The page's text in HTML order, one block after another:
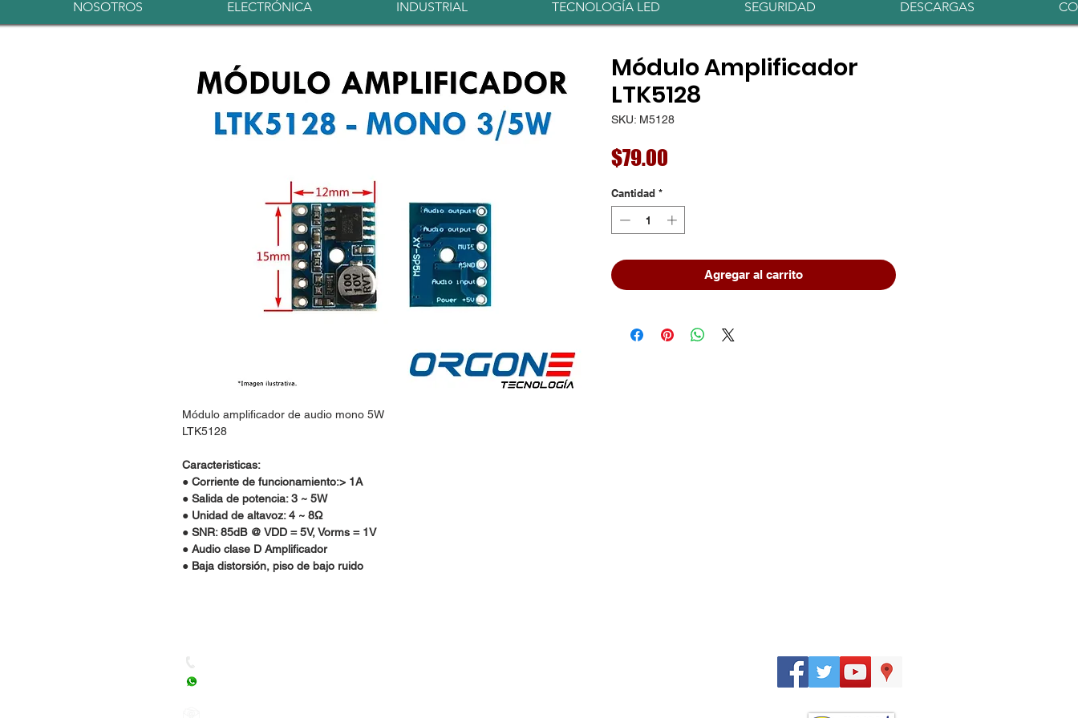
Iniciar sesión
NOSOTROS ELECTRÓNICA INDUSTRIAL TECNOLOGÍA LED SEGURIDAD DESCARGAS
Módulo amplificador de audio mono 5W
LTK5128
Caracteristicas:
● Corriente de funcionamiento:> 1A
● Salida de potencia: 3 ~ 5W
● Unidad de altavoz: 4 ~ 8Ω
● SNR: 85dB @ VDD = 5V, Vorms = 1V
● Audio clase D Amplificador
● Baja distorsión, piso de bajo ruido
Módulo Amplificador
LTK5128
SKU: M5128
$79.00
Cantidad *
Agregar al carrito